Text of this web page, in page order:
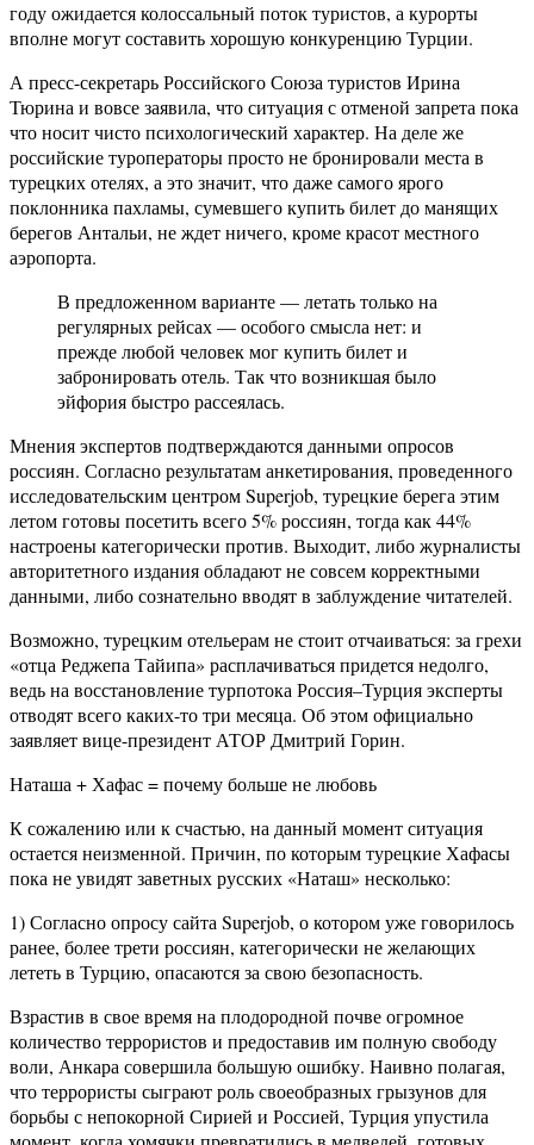
году ожидается колоссальный поток туристов, а курорты
вполне могут составить хорошую конкуренцию Турции.
А пресс-секретарь Российского Союза туристов Ирина
Тюрина и вовсе заявила, что ситуация с отменой запрета пока
что носит чисто психологический характер. На деле же
российские туроператоры просто не бронировали места в
турецких отелях, а это значит, что даже самого ярого
поклонника пахламы, сумевшего купить билет до манящих
берегов Антальи, не ждет ничего, кроме красот местного
аэропорта.
В предложенном варианте — летать только на
регулярных рейсах — особого смысла нет: и
прежде любой человек мог купить билет и
забронировать отель. Так что возникшая было
эйфория быстро рассеялась.
Мнения экспертов подтверждаются данными опросов
россиян. Согласно результатам анкетирования, проведенного
исследовательским центром Superjob, турецкие берега этим
летом готовы посетить всего 5% россиян, тогда как 44%
настроены категорически против. Выходит, либо журналисты
авторитетного издания обладают не совсем корректными
данными, либо сознательно вводят в заблуждение читателей.
Возможно, турецким отельерам не стоит отчаиваться: за грехи
«отца Реджепа Тайипа» расплачиваться придется недолго,
ведь на восстановление турпотока Россия–Турция эксперты
отводят всего каких-то три месяца. Об этом официально
заявляет вице-президент АТОР Дмитрий Горин.
Наташа + Хафас = почему больше не любовь
К сожалению или к счастью, на данный момент ситуация
остается неизменной. Причин, по которым турецкие Хафасы
пока не увидят заветных русских «Наташ» несколько:
1) Согласно опросу сайта Superjob, о котором уже говорилось
ранее, более трети россиян, категорически не желающих
лететь в Турцию, опасаются за свою безопасность.
Взрастив в свое время на плодородной почве огромное
количество террористов и предоставив им полную свободу
воли, Анкара совершила большую ошибку. Наивно полагая,
что террористы сыграют роль своеобразных грызунов для
борьбы с непокорной Сирией и Россией, Турция упустила